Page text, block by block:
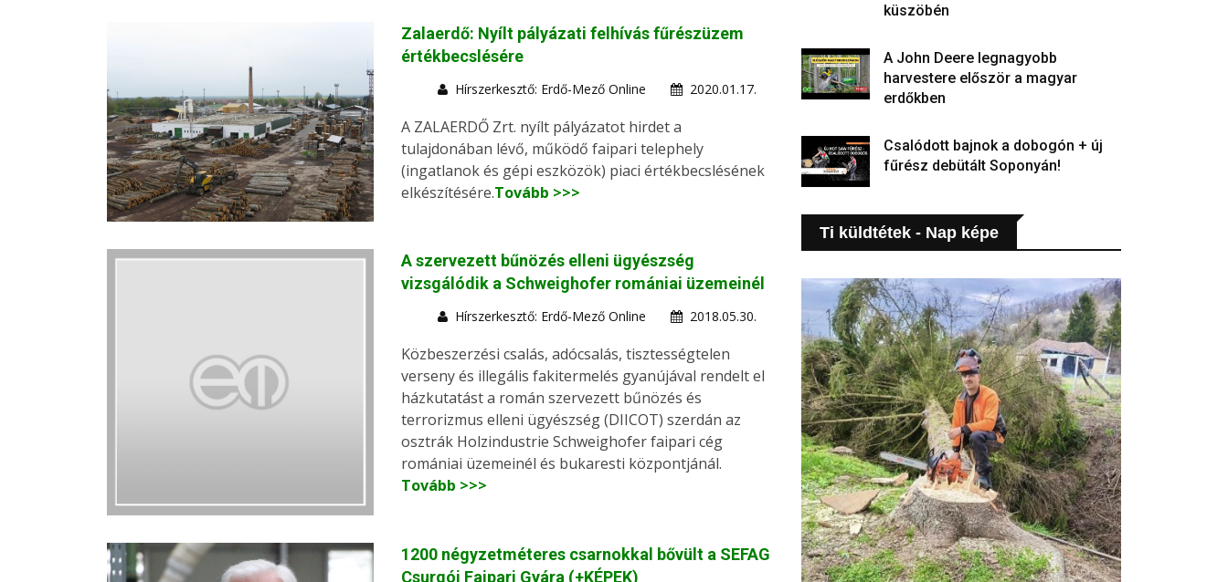
Zalaerdő: Nyílt pályázati felhívás fűrészüzem
értékbecslésére
Hírszerkesztő: Erdő-Mező Online 2020.01.17.
A ZALAERDŐ Zrt. nyílt pályázatot hirdet a
tulajdonában lévő, működő faipari telephely
(ingatlanok és gépi eszközök) piaci értékbecslésének
elkészítésére.Tovább >>>
A szervezett bűnözés elleni ügyészség
vizsgálódik a Schweighofer romániai üzemeinél
Hírszerkesztő: Erdő-Mező Online 2018.05.30.
Közbeszerzési csalás, adócsalás, tisztességtelen
verseny és illegális fakitermelés gyanújával rendelt el
házkutatást a román szervezett bűnözés és
terrorizmus elleni ügyészség (DIICOT) szerdán az
osztrák Holzindustrie Schweighofer faipari cég
romániai üzemeinél és bukaresti központjánál.
Tovább >>>
1200 négyzetméteres csarnokkal bővült a SEFAG
Csurgói Faipari Gyára (+KÉPEK)
küszöbén
A John Deere legnagyobb
harvestere először a magyar
erdőkben
Csalódott bajnok a dobogón + új
fűrész debütált Soponyán!
Ti küldtétek - Nap képe